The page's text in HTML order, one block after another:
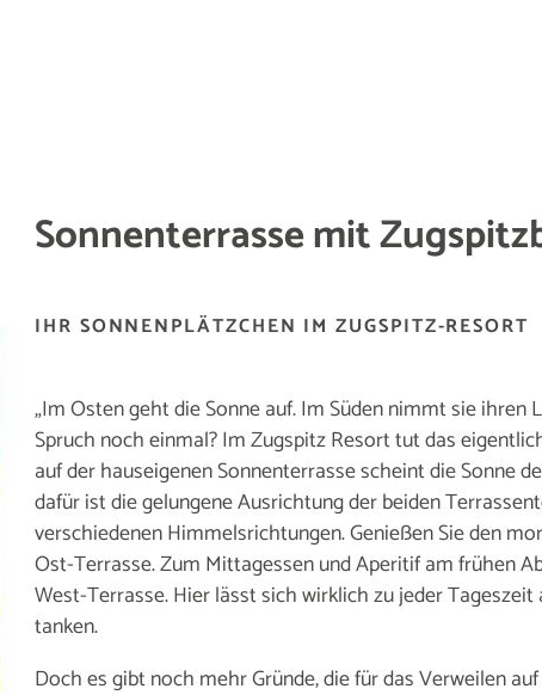
Sonnenterrasse mit
IHR SONNENPLÄTZCHEN IM ZUGSPITZ-RESORT
„Im Osten geht die Sonne auf. Im Süden nimmt sie ihren
Spruch noch einmal? Im Zugspitz Resort tut das
auf der hauseigenen Sonnenterrasse scheint die Sonne
dafür ist die gelungene Ausrichtung der beiden
verschiedenen Himmelsrichtungen. Genießen Sie den
Ost-Terrasse. Zum Mittagessen und Aperitif am frühen
West-Terrasse. Hier lässt sich wirklich zu jeder
tanken.
Doch es gibt noch mehr Gründe, die für das Verweilen